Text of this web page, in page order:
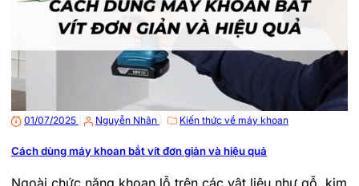
01/07/2025 Nguyễn Nhân Kiến thức về máy khoan
Cách dùng máy khoan bắt vít đơn giản và hiệu quả